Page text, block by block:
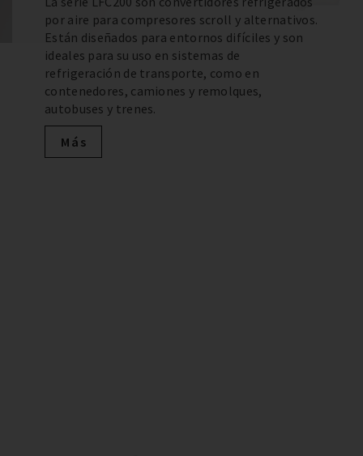
por aire para compresores scroll y alternativos.
Están diseñados para entornos difíciles y son
ideales para su uso en sistemas de
refrigeración de transporte, como en
contenedores, camiones y remolques,
autobuses y trenes.
Más